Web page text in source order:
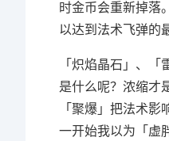
时金币会重新掉落
以达到法术飞弹的
「炽焰晶石」、
是什么呢？浓缩才
「聚爆」把法术
一开始我以为「虚